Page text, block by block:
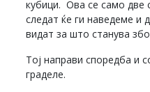
кубици. Ова се само две
следат ќе ги наведеме и
видат за што станува
Тој направи споредба и
граделе.